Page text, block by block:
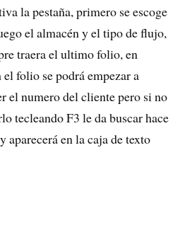
la pestaña, primero se escoge
el almacén y el tipo de flujo,
traera el ultimo folio, en
el folio se podrá empezar a
el numero del cliente pero si no
tecleando F3 le da buscar hace
aparecerá en la caja de texto